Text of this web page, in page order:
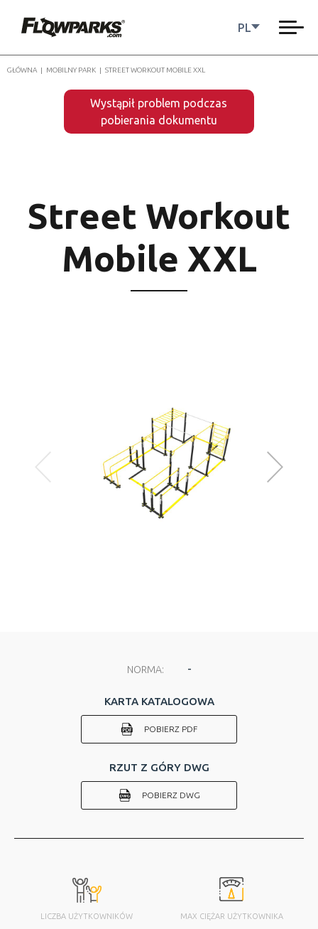
PL
GŁÓWNA | MOBILNY PARK | STREET WORKOUT MOBILE XXL
Wystąpił problem podczas
pobierania dokumentu
Street Workout
Mobile XXL
NORMA: -
KARTA KATALOGOWA
POBIERZ PDF
RZUT Z GÓRY DWG
POBIERZ DWG
LICZBA UŻYTKOWNIKÓW MAX CIĘŻAR UŻYTKOWNIKA